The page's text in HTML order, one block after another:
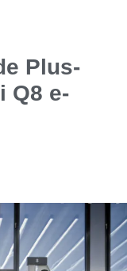
Plus-
Q8 e-